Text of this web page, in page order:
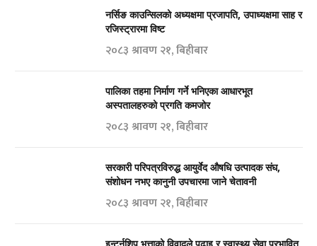
नर्सिङ काउन्सिलको अध्यक्षमा प्रजापति, उपाध्यक्षमा साह र
रजिस्ट्रारमा विष्ट
२०८३ श्रावण २१, बिहीबार
पालिका तहमा निर्माण गर्ने भनिएका आधारभूत
अस्पतालहरुको प्रगति कमजोर
२०८३ श्रावण २१, बिहीबार
सरकारी परिपत्रविरुद्ध आयुर्वेद औषधि उत्पादक संघ,
संशोधन नभए कानुनी उपचारमा जाने चेतावनी
२०८३ श्रावण २१, बिहीबार